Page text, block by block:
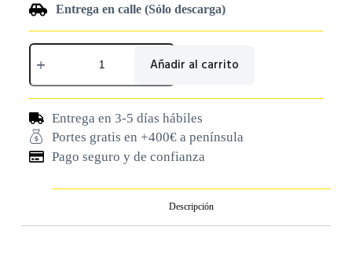
Entrega en calle (Sólo descarga)
Añadir al carrito
Entrega en 3-5 días hábiles
Portes gratis en +400€ a península
Pago seguro y de confianza
Descripción